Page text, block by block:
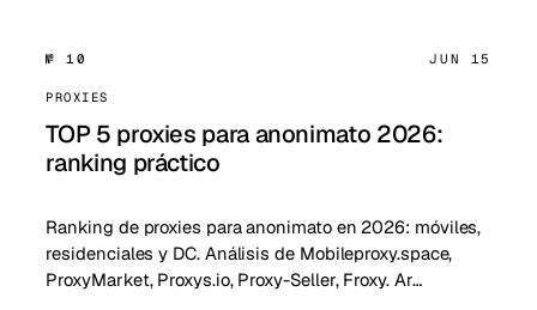
№ 10 JUN 15
PROXIES
TOP 5 proxies para anonimato 2026:
ranking práctico
Ranking de proxies para anonimato en 2026: móviles,
residenciales y DC. Análisis de Mobileproxy.space,
ProxyMarket, Proxys.io, Proxy-Seller, Froxy. Ar…